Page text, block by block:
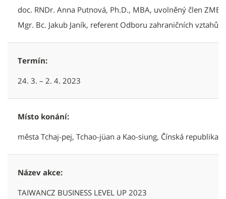
doc. RNDr. Anna Putnová, Ph.D., MBA, uvolněný člen ZMB
Mgr. Bc. Jakub Janík, referent Odboru zahraničních vztahů
Termín:
24. 3. – 2. 4. 2023
Místo konání:
města Tchaj-pej, Tchao-jüan a Kao-siung, Čínská republika
Název akce:
TAIWANCZ BUSINESS LEVEL UP 2023